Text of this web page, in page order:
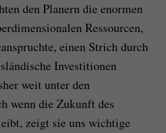
den Planern die enormen
Ressourcen,
einen Strich durch
Investitionen
weit unter den
wenn die Zukunft des
zeigt sie uns wichtige